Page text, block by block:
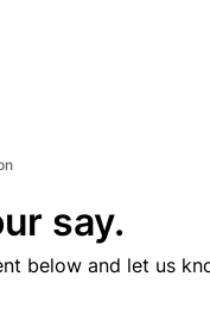
say.
below and let us